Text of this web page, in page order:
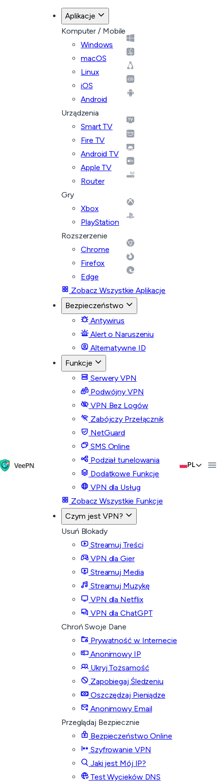
Aplikacje
Komputer / Mobile
Windows
macOS
Linux
iOS
Android
Urządzenia
Smart TV
Fire TV
Android TV
Apple TV
Router
Gry
Xbox
PlayStation
Rozszerzenie
Chrome
Firefox
Edge
Zobacz Wszystkie Aplikacje
Bezpieczeństwo
Antywirus
Alert o Naruszeniu
Alternatywne ID
Funkcje
Serwery VPN
Podwójny VPN
VPN Bez Logów
Zabójczy Przełącznik
NetGuard
SMS Online
Podział tunelowania
Dodatkowe Funkcje
VPN dla Usług
Zobacz Wszystkie Funkcje
Czym jest VPN?
Usuń Blokady
Streamuj Treści
VPN dla Gier
Streamuj Media
Streamuj Muzykę
VPN dla Netflix
VPN dla ChatGPT
Chroń Swoje Dane
Prywatność w Internecie
Anonimowy IP
Ukryj Tożsamość
Zapobiegaj Śledzeniu
Oszczędzaj Pieniądze
Anonimowy Email
Przeglądaj Bezpiecznie
Bezpieczeństwo Online
Szyfrowanie VPN
Jaki jest Mój IP?
Test Wycieków DNS
PL